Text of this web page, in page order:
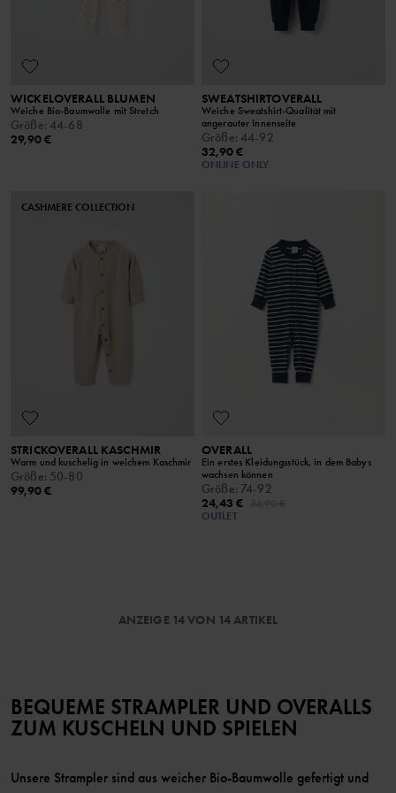
WICKELOVERALL BLUMEN
Weiche Bio-Baumwolle mit Stretch
Größe: 44-68
29,90 €
SWEATSHIRTOVERALL
Weiche Sweatshirt-Qualität mit
angerauter Innenseite
Größe: 44-92
32,90 €
ONLINE ONLY
CASHMERE COLLECTION
STRICKOVERALL KASCHMIR
Warm und kuschelig in weichem Kaschmir
Größe: 50-80
99,90 €
OVERALL
Ein erstes Kleidungsstück, in dem Babys
wachsen können
Größe: 74-92
24,43 €
OUTLET
ANZEIGE 14 VON 14 ARTIKEL
BEQUEME STRAMPLER UND OVERALLS
ZUM KUSCHELN UND SPIELEN
Unsere Strampler sind aus weicher Bio-Baumwolle gefertigt und